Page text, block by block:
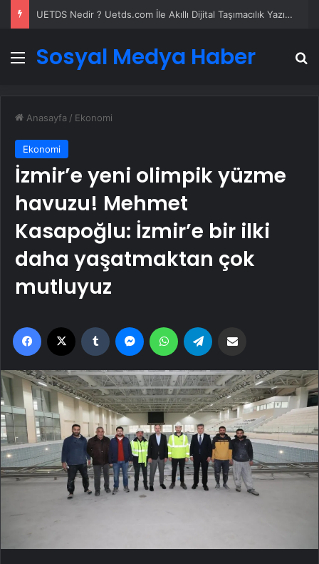
UETDS Nedir ? Uetds.com İle Akıllı Dijital Taşımacılık Yazılımı
Menü
Sosyal Medya Haber
Anasayfa / Ekonomi
Ekonomi
İzmir’e yeni olimpik yüzme
havuzu! Mehmet
Kasapoğlu: İzmir’e bir ilki
daha yaşatmaktan çok
mutluyuz
Facebook Tumblr MessengerWhatsApp